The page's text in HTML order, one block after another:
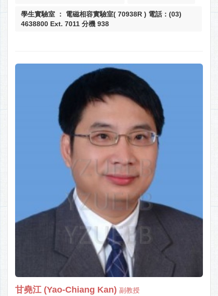
學生實驗室 ： 電磁相容實驗室( 70938R ) 電話：(03)
4638800 Ext. 7011 分機 938
甘堯江 (Yao-Chiang Kan) 副教授